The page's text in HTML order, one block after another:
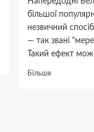
більшої
незвичний
— так звані
Такий ефект
БільшеДокладніше